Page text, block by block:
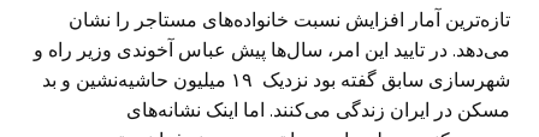
تازه‌ترین آمار افزایش نسبت خانواده‌های مستاجر را نشان
می‌دهد. در تایید این امر، سال‌ها پیش عباس آخوندی وزیر راه و
شهرسازی سابق گفته بود نزدیک ۱۹ میلیون حاشیه‌نشین و بد
مسکن در ایران زندگی می‌کنند. اما اینک نشانه‌های